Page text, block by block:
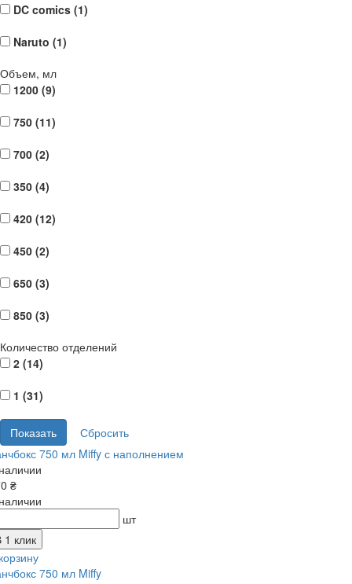
DC comics (1)
Naruto (1)
Объем, мл
1200 (9)
750 (11)
700 (2)
350 (4)
420 (12)
450 (2)
650 (3)
850 (3)
Количество отделений
2 (14)
1 (31)
750 мл Miffy с наполнением
₴
шт
1 клик
750 мл Miffy